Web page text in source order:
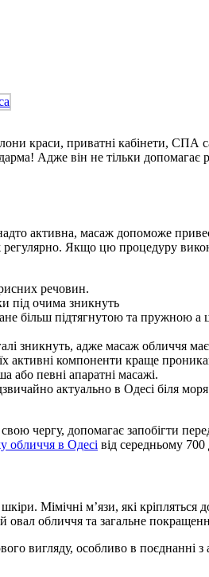
краси, приватні кабінети, СПА
Адже він не тільки допомагає
активна, масаж допоможе
Якщо цю процедуру
речовин.
під очима зникнуть
більш підтягнутою та
зникнуть, адже масаж обличчя
активні компоненти краще
або певні апаратні масажі.
актуально в Одесі біля
чергу, допомагає запобігти
обличчя в Одесі від середньому
Мімічні м’язи, які кріпляться
овал обличчя та загальне
вигляду, особливо в поєднанні